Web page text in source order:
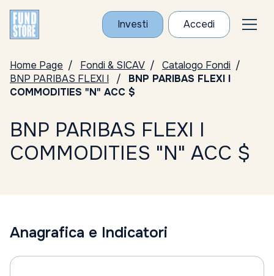
Investi Accedi
Home Page Fondi & SICAV
Catalogo Fondi
BNP PARIBAS FLEXI I
BNP PARIBAS FLEXI I
COMMODITIES "N" ACC $
BNP PARIBAS FLEXI I
COMMODITIES "N" ACC $
Anagrafica e Indicatori